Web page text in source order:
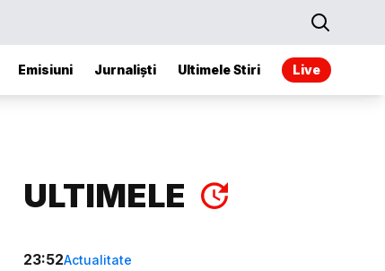
Emisiuni Jurnaliști Ultimele Stiri Live
ULTIMELE
23:52Actualitate